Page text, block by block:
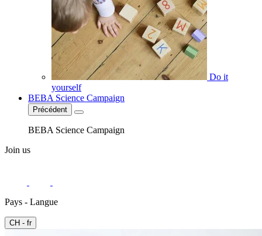
Do it
yourself
BEBA Science Campaign
Précédent
BEBA Science Campaign
Join us
Pays - Langue
CH - fr